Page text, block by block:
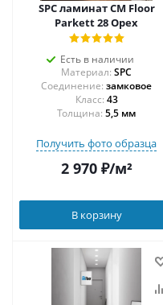
SPC ламинат CM Floor
Parkett 28 Орех
Есть в наличии
Материал: SPC
Соединение: замковое
43
Толщина: 5,5 мм
Получить фото образца
2 970₽/м²
В корзину